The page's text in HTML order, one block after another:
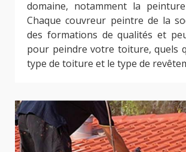
domaine, notamment la
Chaque couvreur peintre de la
des formations de qualités et
pour peindre votre toiture, quels
type de toiture et le type de